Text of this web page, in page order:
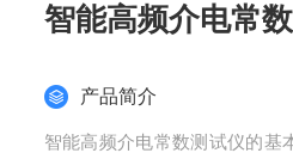
智能高频介电常
产品简介
智能高频介电常数测试仪的基